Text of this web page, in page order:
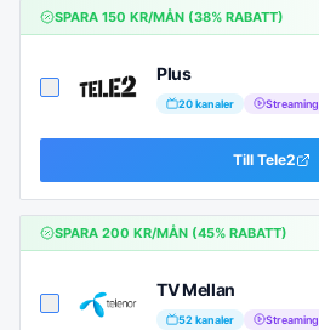
SPARA 150 KR/MÅN (38% RABATT)
Plus
20kanaler Streaming
Till Tele2
SPARA 200 KR/MÅN (45% RABATT)
TV Mellan
52 kanaler Streaming